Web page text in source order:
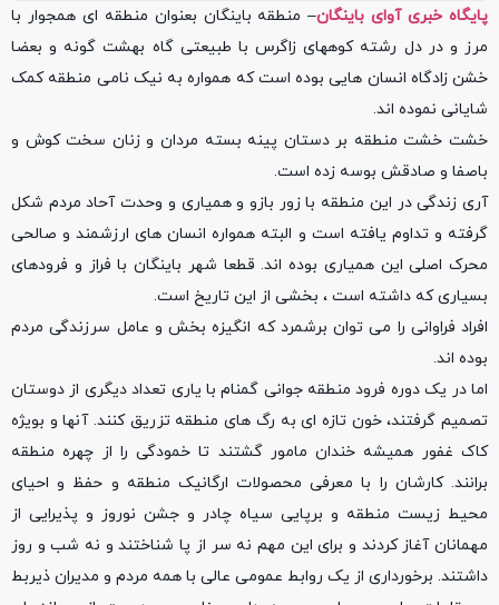
پایگاه خبری آوای باینگان– منطقه باینگان بعنوان منطقه ای همجوار با
مرز و در دل رشته کوههای زاگرس با طبیعتی گاه بهشت گونه و بعضا
خشن زادگاه انسان هایی بوده است که همواره به نیک نامی منطقه کمک
شایانی نموده اند.
خشت خشت منطقه بر دستان پینه بسته مردان و زنان سخت کوش و
باصفا و صادقش بوسه زده است.
آری زندگی در این منطقه با زور بازو و همیاری و وحدت آحاد مردم شکل
گرفته و تداوم یافته است و البته همواره انسان های ارزشمند و صالحی
محرک اصلی این همیاری بوده اند. قطعا شهر باینگان با فراز و فرودهای
بسیاری که داشته است ، بخشی از این تاریخ است.
افراد فراوانی را می توان برشمرد که انگیزه بخش و عامل سرزندگی مردم
بوده اند.
اما در یک دوره فرود منطقه جوانی گمنام با یاری تعداد دیگری از دوستان
تصمیم گرفتند، خون تازه ای به رگ های منطقه تزریق کنند. آنها و بویژه
کاک غفور همیشه خندان مامور گشتند تا خمودگی را از چهره منطقه
برانند. کارشان را با معرفی محصولات ارگانیک منطقه و حفظ و احیای
محیط زیست منطقه و برپایی سیاه چادر و جشن نوروز و پذیرایی از
مهمانان آغاز کردند و برای این مهم نه سر از پا شناختند و نه شب و روز
داشتند. برخورداری از یک روابط عمومی عالی با همه مردم و مدیران ذیربط